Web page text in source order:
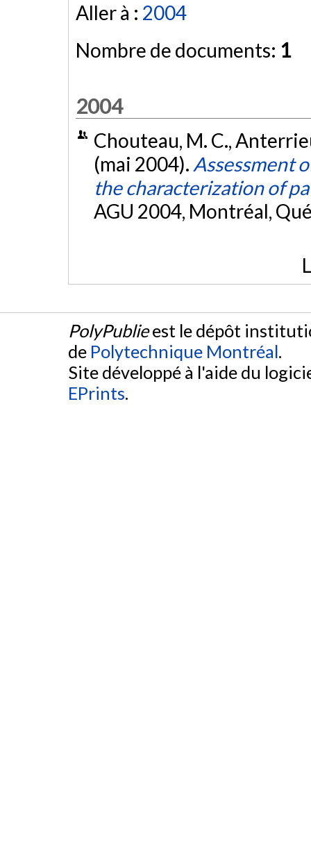
Aller à : 2004
Nombre de documents: 1
2004
Chouteau, M. C.,
(mai 2004). Assessment
the characterization of
AGU 2004, Montréal,
PolyPublieest le dépôt
de Polytechnique Montréal.
Site développé à l'aide du
EPrints.